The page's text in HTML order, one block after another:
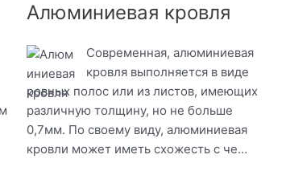
Алюминиевая кровля
Современная, алюминиевая
кровля выполняется в виде
ровных полос или из листов, имеющих
различную толщину, но не больше
0,7мм. По своему виду, алюминиевая
кровли может иметь схожесть с че…